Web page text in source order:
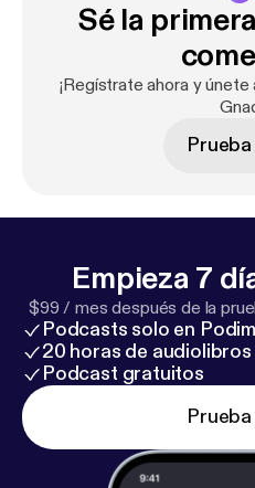
Sé la
¡Regístrate ahora y
Empieza 7
$99 / mes después de la
Podcasts solo en
20 horas de audiolibros
Podcast gratuitos